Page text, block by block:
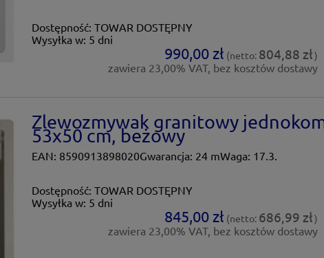
Dostępność: TOWAR DOSTĘPNY
Wysyłka w: 5 dni
990,00 zł (netto: 804,88 zł)
zawiera 23,00% VAT, bez kosztów dostawy
Zlewozmywak granitowy
53x50 cm, beżowy
EAN: 8590913898020Gwarancja: 24 mWaga: 17.3.
Dostępność: TOWAR DOSTĘPNY
Wysyłka w: 5 dni
845,00 zł (netto: 686,99 zł)
zawiera 23,00% VAT, bez kosztów dostawy